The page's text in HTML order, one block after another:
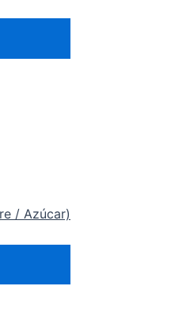
/ Azúcar)